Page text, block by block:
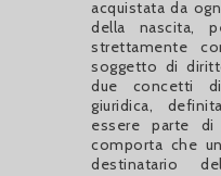
acquistata da
della nascita,
strettamente
soggetto di
due concetti
giuridica,
essere parte di
comporta che
destinatario